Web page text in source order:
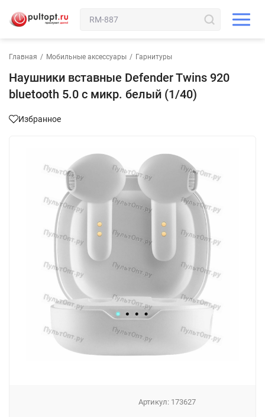
Главная / Мобильные аксессуары / Гарнитуры
Наушники вставные Defender Twins 920
bluetooth 5.0 с микр. белый (1/40)
Избранное
Артикул: 173627